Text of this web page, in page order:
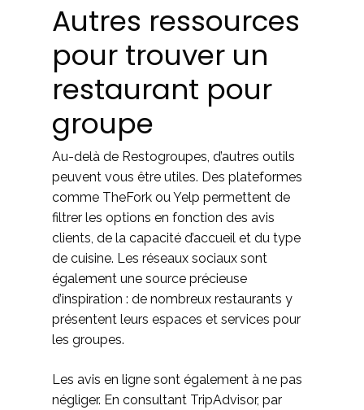
Autres ressources
pour trouver un
restaurant pour
groupe
Au-delà de Restogroupes, d’autres outils
peuvent vous être utiles. Des plateformes
comme TheFork ou Yelp permettent de
filtrer les options en fonction des avis
clients, de la capacité d’accueil et du type
de cuisine. Les réseaux sociaux sont
également une source précieuse
d’inspiration : de nombreux restaurants y
présentent leurs espaces et services pour
les groupes.
Les avis en ligne sont également à ne pas
négliger. En consultant TripAdvisor, par